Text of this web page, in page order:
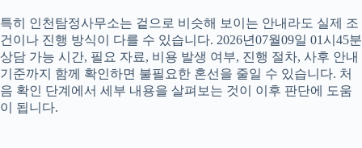
특히 인천탐정사무소는 겉으로 비슷해 보이는 안내라도 실제 조
건이나 진행 방식이 다를 수 있습니다. 2026년07월09일 01시45분
상담 가능 시간, 필요 자료, 비용 발생 여부, 진행 절차, 사후 안내
기준까지 함께 확인하면 불필요한 혼선을 줄일 수 있습니다. 처
음 확인 단계에서 세부 내용을 살펴보는 것이 이후 판단에 도움
이 됩니다.